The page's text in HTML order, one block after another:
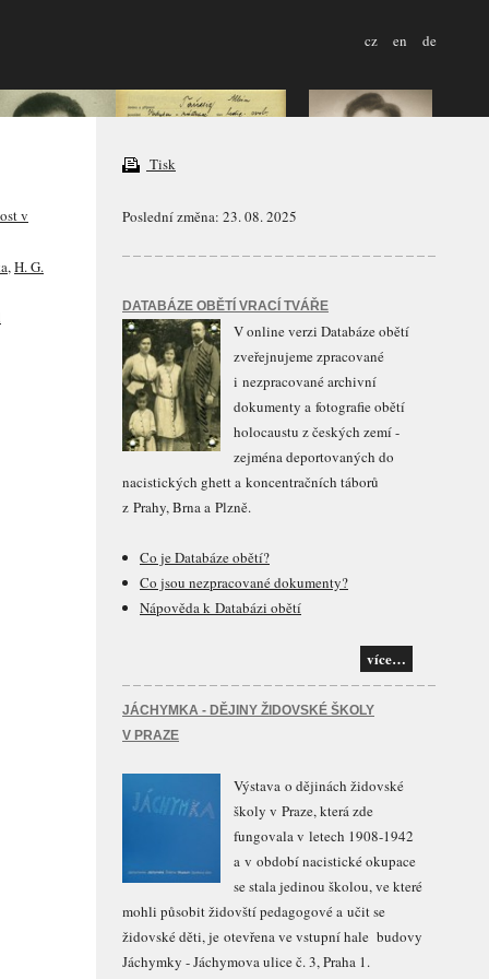
cz en de
v
,H. G.
Tisk
Poslední změna: 23. 08. 2025
DATABÁZE OBĚTÍ VRACÍ TVÁŘE
V online verzi Databáze obětí
zveřejnujeme zpracované
i nezpracované archivní
dokumenty a fotografie obětí
holocaustu z českých zemí -
zejména deportovaných do
nacistických ghett a koncentračních táborů
z Prahy, Brna a Plzně.
Co je Databáze obětí?
Co jsou nezpracované dokumenty?
Nápověda k Databázi obětí
více…
JÁCHYMKA - DĚJINY ŽIDOVSKÉ ŠKOLY
V PRAZE
Výstava o dějinách židovské
školy v Praze, která zde
fungovala v letech 1908-1942
a v období nacistické okupace
se stala jedinou školou, ve které
mohli působit židovští pedagogové a učit se
židovské děti, je otevřena ve vstupní hale budovy
Jáchymky - Jáchymova ulice č. 3, Praha 1.